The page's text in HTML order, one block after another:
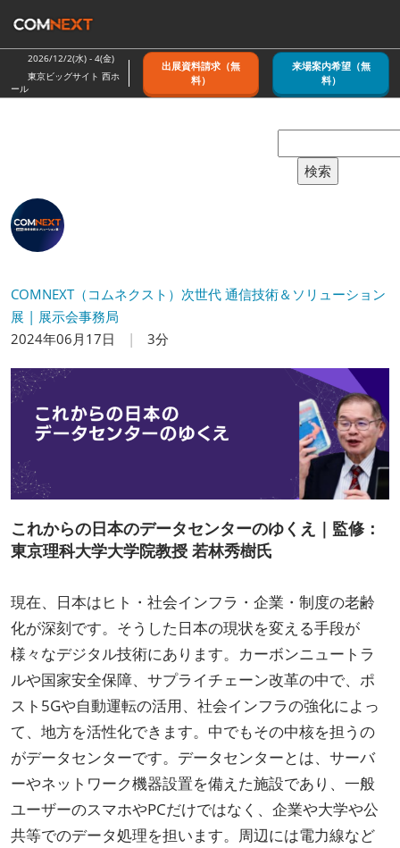
キ
ッ
し
2026/12/2(水) - 4(金)
東京ビッグサイト 西ホ
ール
出展資料請求（無
料）
来場案内希望（無
料）
検索
COMNEXT（コムネクスト）次世代 通信技術＆ソリューション
展 | 展示会事務局
2024年06月17日
3分
これからの日本のデータセンターのゆくえ｜監修：
東京理科大学大学院教授 若林秀樹氏
現在、日本はヒト・社会インフラ・企業・制度の老齢
化が深刻です。そうした日本の現状を変える手段が
様々なデジタル技術にあります。カーボンニュートラ
ルや国家安全保障、サプライチェーン改革の中で、ポ
スト5Gや自動運転の活用、社会インフラの強化によっ
て、地方を活性化できます。中でもその中核を担うの
がデータセンターです。データセンターとは、サーバ
ーやネットワーク機器設置を備えた施設であり、一般
ユーザーのスマホやPCだけではなく、企業や大学や公
共等でのデータ処理を担います。周辺には電力線など